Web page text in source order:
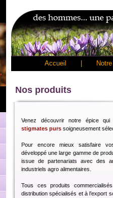
Accueil
Nos produits
Venez découvrir notre épice qui
stigmates purs soigneusement
Pour encore mieux satisfaire
développé une large gamme de
issue de partenariats avec des
industriels agro alimentaires.
Tous ces produits
distribution spécialisés et à l’export